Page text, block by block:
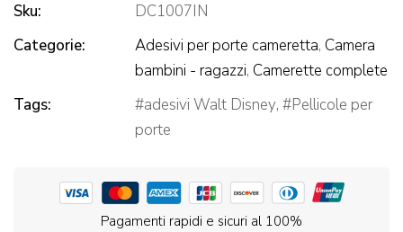
Sku:
DC1007IN
Categorie:
Adesivi per porte cameretta, Camera
bambini - ragazzi, Camerette complete
Tags:
adesivi Walt Disney,
Pellicole per
porte
Pagamenti rapidi e sicuri al 100%